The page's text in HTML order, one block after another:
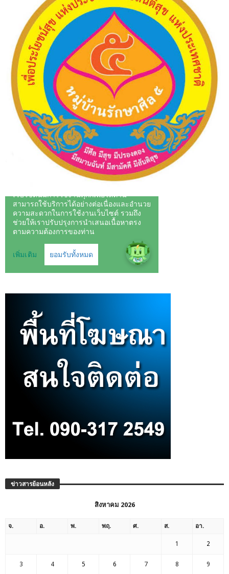
ข่าวสารย้อนหลัง
สิงหาคม 2026
จ. อ. พ. พฤ. ศ. ส. อา.
1 2
3 4 5 6 7 8 9